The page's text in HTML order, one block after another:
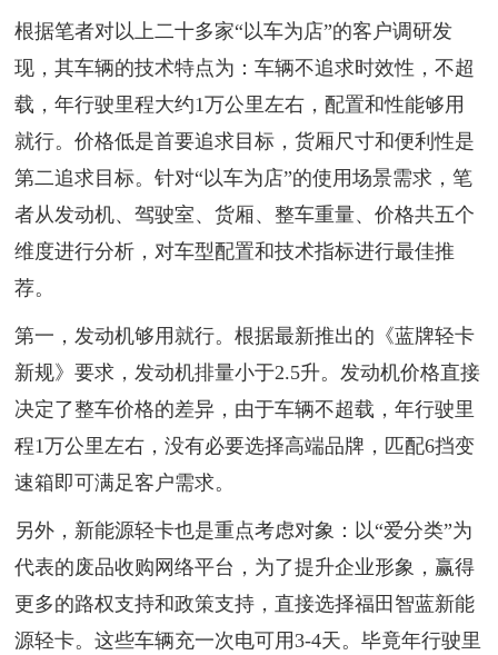
根据笔者对以上二十多家“以车为店”的客户调研发
现，其车辆的技术特点为：车辆不追求时效性，不超
载，年行驶里程大约1万公里左右，配置和性能够用
就行。价格低是首要追求目标，货厢尺寸和便利性是
第二追求目标。针对“以车为店”的使用场景需求，笔
者从发动机、驾驶室、货厢、整车重量、价格共五个
维度进行分析，对车型配置和技术指标进行最佳推
荐。
第一，发动机够用就行。根据最新推出的《蓝牌轻卡
新规》要求，发动机排量小于2.5升。发动机价格直接
决定了整车价格的差异，由于车辆不超载，年行驶里
程1万公里左右，没有必要选择高端品牌，匹配6挡变
速箱即可满足客户需求。
另外，新能源轻卡也是重点考虑对象：以“爱分类”为
代表的废品收购网络平台，为了提升企业形象，赢得
更多的路权支持和政策支持，直接选择福田智蓝新能
源轻卡。这些车辆充一次电可用3-4天。毕竟年行驶里